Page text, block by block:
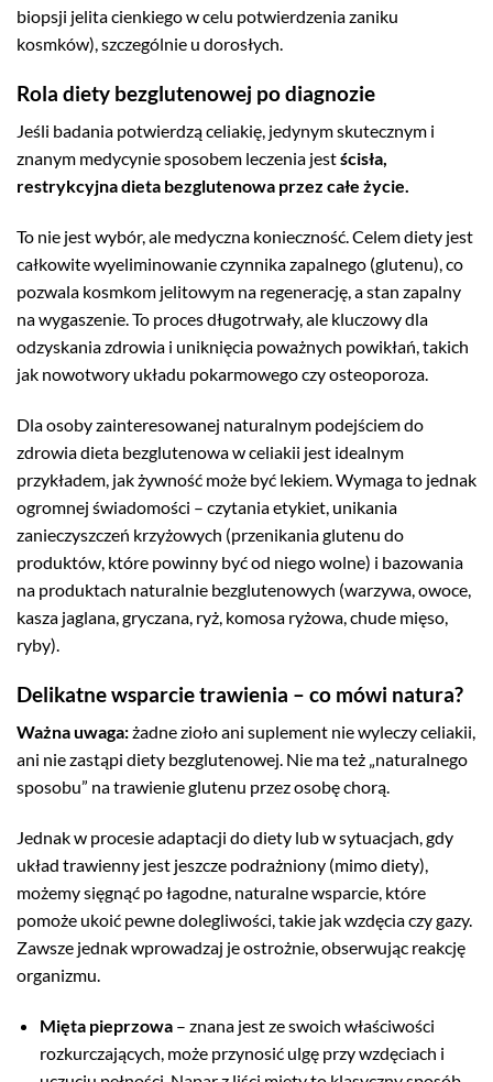
biopsji jelita cienkiego w celu potwierdzenia zaniku
kosmków), szczególnie u dorosłych.
Rola diety bezglutenowej po diagnozie
Jeśli badania potwierdzą celiakię, jedynym skutecznym i
znanym medycynie sposobem leczenia jestścisła,
restrykcyjna dieta bezglutenowa przez całe życie.
To nie jest wybór, ale medyczna konieczność. Celem diety jest
całkowite wyeliminowanie czynnika zapalnego (glutenu), co
pozwala kosmkom jelitowym na regenerację, a stan zapalny
na wygaszenie. To proces długotrwały, ale kluczowy dla
odzyskania zdrowia i uniknięcia poważnych powikłań, takich
jak nowotwory układu pokarmowego czy osteoporoza.
Dla osoby zainteresowanej naturalnym podejściem do
zdrowia dieta bezglutenowa w celiakii jest idealnym
przykładem, jak żywność może być lekiem. Wymaga to jednak
ogromnej świadomości – czytania etykiet, unikania
zanieczyszczeń krzyżowych (przenikania glutenu do
produktów, które powinny być od niego wolne) i bazowania
na produktach naturalnie bezglutenowych (warzywa, owoce,
kasza jaglana, gryczana, ryż, komosa ryżowa, chude mięso,
ryby).
Delikatne wsparcie trawienia – co mówi natura?
Ważna uwaga:żadne zioło ani suplement nie wyleczy celiakii,
ani nie zastąpi diety bezglutenowej. Nie ma też „naturalnego
sposobu” na trawienie glutenu przez osobę chorą.
Jednak w procesie adaptacji do diety lub w sytuacjach, gdy
układ trawienny jest jeszcze podrażniony (mimo diety),
możemy sięgnąć po łagodne, naturalne wsparcie, które
pomoże ukoić pewne dolegliwości, takie jak wzdęcia czy gazy.
Zawsze jednak wprowadzaj je ostrożnie, obserwując reakcję
organizmu.
Mięta pieprzowa– znana jest ze swoich właściwości
rozkurczających, może przynosić ulgę przy wzdęciach i